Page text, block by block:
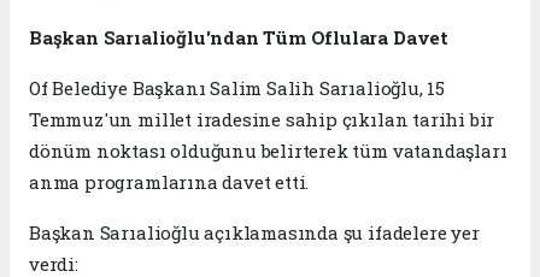
Başkan Sarıalioğlu'ndan Tüm Oflulara Davet
Of Belediye Başkanı Salim Salih Sarıalioğlu, 15
Temmuz'un millet iradesine sahip çıkılan tarihi bir
dönüm noktası olduğunu belirterek tüm vatandaşları
anma programlarına davet etti.
Başkan Sarıalioğlu açıklamasında şu ifadelere yer
verdi: